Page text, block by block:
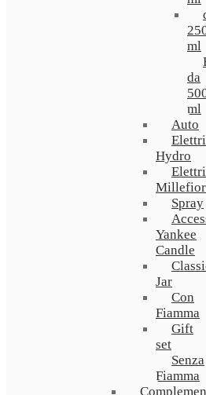
ml
da
ml
Auto
Hydro
Spray
Yankee
Candle
Jar
Con
Fiamma
Gift
set
Senza
Fiamma